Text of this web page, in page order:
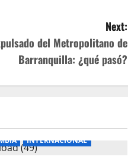
Next:
del Metropolitano de
Barranquilla: ¿qué pasó?
INTERNACIONAL